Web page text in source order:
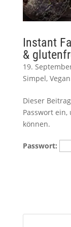
Instant
&
19.
Simpel, Vegan
Dieser
Passwort
können.
Passwort: